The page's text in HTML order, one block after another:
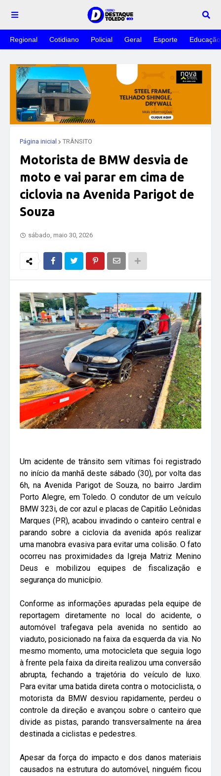
Regional Cotidiano Policial Geral Esporte Educação
Página inicial TRÂNSITO
Motorista de BMW desvia de
moto e vai parar em cima de
ciclovia na Avenida Parigot de
Souza
sábado, maio 30, 2026
Um acidente de trânsito sem vítimas foi registrado
no início da manhã deste sábado (30), por volta das
6h, na Avenida Parigot de Souza, no bairro Jardim
Porto Alegre, em Toledo. O condutor de um veículo
BMW 323i, de cor azul e placas de Capitão Leônidas
Marques (PR), acabou invadindo o canteiro central e
parando sobre a ciclovia da avenida após realizar
uma manobra evasiva para evitar uma colisão. O fato
ocorreu nas proximidades da Igreja Matriz Menino
Deus e mobilizou equipes de fiscalização e
segurança do município.
Conforme as informações apuradas pela equipe de
reportagem diretamente no local do acidente, o
automóvel trafegava pela avenida no sentido ao
viaduto, posicionado na faixa da esquerda da via. No
mesmo momento, uma motocicleta que seguia logo
à frente pela faixa da direita realizou uma conversão
abrupta, fechando a trajetória do veículo de luxo.
Para evitar uma batida direta contra o motociclista, o
motorista da BMW desviou rapidamente, perdeu o
controle da direção e avançou sobre o canteiro que
divide as pistas, parando transversalmente na área
destinada a ciclistas e pedestres.
Apesar da força do impacto e dos danos materiais
causados na estrutura do automóvel, ninguém ficou